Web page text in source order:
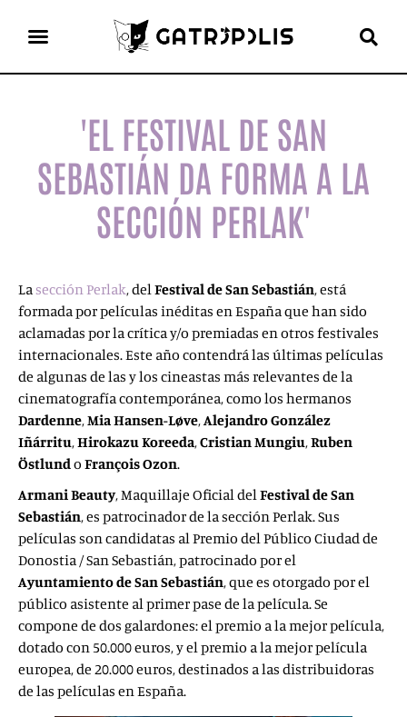
'EL FESTIVAL DE SAN
SEBASTIÁN DA FORMA A LA
SECCIÓN PERLAK'
Lasección Perlak, delFestival de San Sebastián, está
formada por películas inéditas en España que han sido
aclamadas por la crítica y/o premiadas en otros festivales
internacionales. Este año contendrá las últimas películas
de algunas de las y los cineastas más relevantes de la
cinematografía contemporánea, como los hermanos
Dardenne,Mia Hansen-Løve,Alejandro González
Iñárritu,Hirokazu Koreeda,Cristian Mungiu,Ruben
Östlundo François Ozon.
Armani Beauty, Maquillaje Oficial delFestivalde San
Sebastián, es patrocinador de la sección Perlak. Sus
películas son candidatas al Premio del Público Ciudad de
Donostia / San Sebastián, patrocinado por el
Ayuntamiento de San Sebastián, que es otorgado por el
público asistente al primer pase de la película. Se
compone de dos galardones: el premio a la mejor película,
dotado con 50.000 euros, y el premio a la mejor película
europea, de 20.000 euros, destinados a las distribuidoras
de las películas en España.